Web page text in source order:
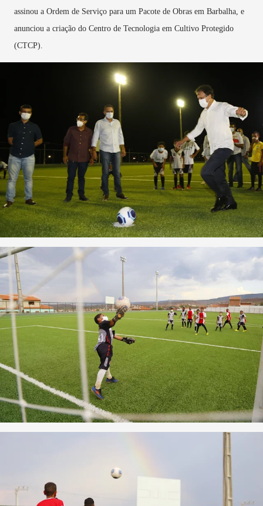
assinou a Ordem de Serviço para um Pacote de Obras em Barbalha, e
anunciou a criação do Centro de Tecnologia em Cultivo Protegido
(CTCP).